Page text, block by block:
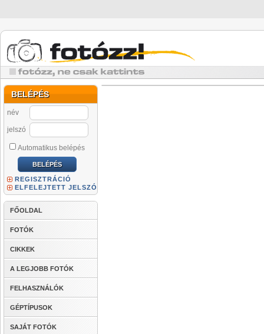
BELÉPÉS
név
jelszó
Automatikus belépés
REGISZTRÁCIÓ
ELFELEJTETT JELSZÓ
FŐOLDAL
FOTÓK
CIKKEK
A LEGJOBB FOTÓK
FELHASZNÁLÓK
GÉPTÍPUSOK
SAJÁT FOTÓK